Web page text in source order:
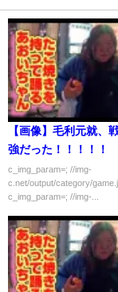
【画像】毛利元就、
強だった！！！！！
c_img_param=; //img-
c.net/output/category/
c_img_param=; //img-...